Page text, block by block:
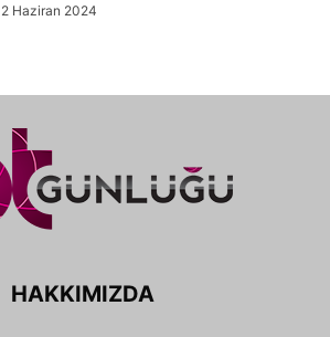
2 Haziran 2024
HAKKIMIZDA